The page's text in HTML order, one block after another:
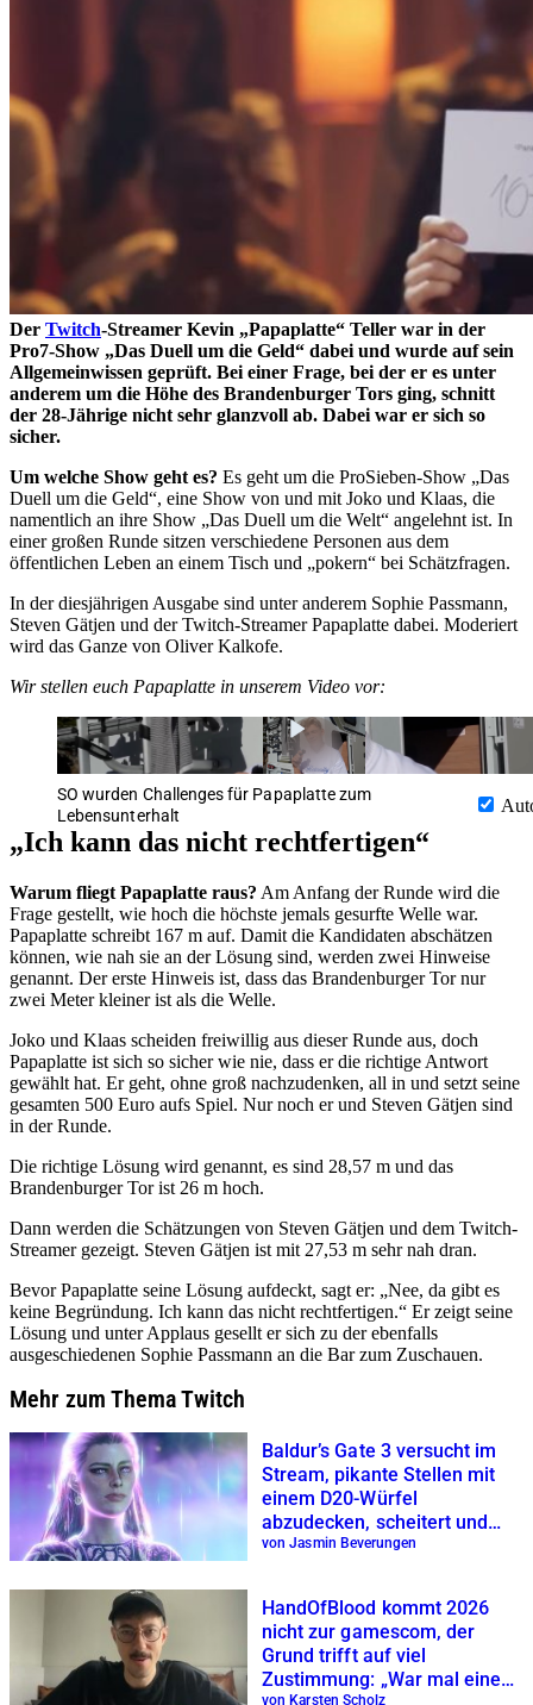
Der Twitch-Streamer Kevin „Papaplatte“ Teller war in der
Pro7-Show „Das Duell um die Geld“ dabei und wurde auf sein
Allgemeinwissen geprüft. Bei einer Frage, bei der er es unter
anderem um die Höhe des Brandenburger Tors ging, schnitt
der 28-Jährige nicht sehr glanzvoll ab. Dabei war er sich so
sicher.
Um welche Show geht es? Es geht um die ProSieben-Show „Das
Duell um die Geld“, eine Show von und mit Joko und Klaas, die
namentlich an ihre Show „Das Duell um die Welt“ angelehnt ist. In
einer großen Runde sitzen verschiedene Personen aus dem
öffentlichen Leben an einem Tisch und „pokern“ bei Schätzfragen.
In der diesjährigen Ausgabe sind unter anderem Sophie Passmann,
Steven Gätjen und der Twitch-Streamer Papaplatte dabei. Moderiert
wird das Ganze von Oliver Kalkofe.
Wir stellen euch Papaplatte in unserem Video vor:
SO wurden Challenges für Papaplatte zum
Lebensunterhalt
„Ich kann das nicht rechtfertigen“
Warum fliegt Papaplatte raus? Am Anfang der Runde wird die
Frage gestellt, wie hoch die höchste jemals gesurfte Welle war.
Papaplatte schreibt 167 m auf. Damit die Kandidaten abschätzen
können, wie nah sie an der Lösung sind, werden zwei Hinweise
genannt. Der erste Hinweis ist, dass das Brandenburger Tor nur
zwei Meter kleiner ist als die Welle.
Joko und Klaas scheiden freiwillig aus dieser Runde aus, doch
Papaplatte ist sich so sicher wie nie, dass er die richtige Antwort
gewählt hat. Er geht, ohne groß nachzudenken, all in und setzt seine
gesamten 500 Euro aufs Spiel. Nur noch er und Steven Gätjen sind
in der Runde.
Die richtige Lösung wird genannt, es sind 28,57 m und das
Brandenburger Tor ist 26 m hoch.
Dann werden die Schätzungen von Steven Gätjen und dem Twitch-
Streamer gezeigt. Steven Gätjen ist mit 27,53 m sehr nah dran.
Bevor Papaplatte seine Lösung aufdeckt, sagt er: „Nee, da gibt es
keine Begründung. Ich kann das nicht rechtfertigen.“ Er zeigt seine
Lösung und unter Applaus gesellt er sich zu der ebenfalls
ausgeschiedenen Sophie Passmann an die Bar zum Zuschauen.
Mehr zum Thema Twitch
Baldur’s Gate 3 versucht im
Stream, pikante Stellen mit
einem D20-Würfel
abzudecken, scheitert und
wird gebannt
von Jasmin Beverungen
HandOfBlood kommt 2026
nicht zur gamescom, der
Grund trifft auf viel
Zustimmung: „War mal eine
von Karsten Scholz